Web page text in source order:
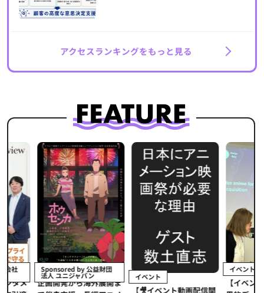
アクセスランキングをもっと見る
Sponsored by 公益財団
法人 ユニジャパン
企画開発から海外展開ま
イベント
【🎥イベント動画配信開
イベント
【イベントレポ